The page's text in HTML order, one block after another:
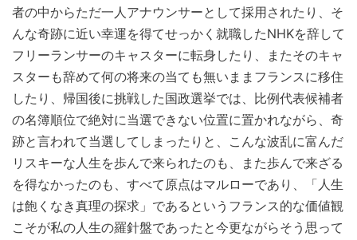
者の中からただ一人アナウンサーとして採用されたり、そ
んな奇跡に近い幸運を得てせっかく就職したNHKを辞して
フリーランサーのキャスターに転身したり、またそのキャ
スターも辞めて何の将来の当ても無いままフランスに移住
したり、帰国後に挑戦した国政選挙では、比例代表候補者
の名簿順位で絶対に当選できない位置に置かれながら、奇
跡と言われて当選してしまったりと、こんな波乱に富んだ
リスキーな人生を歩んで来られたのも、また歩んで来ざる
を得なかったのも、すべて原点はマルローであり、「人生
は飽くなき真理の探求」であるというフランス的な価値観
こそが私の人生の羅針盤であったと今更ながらそう思って